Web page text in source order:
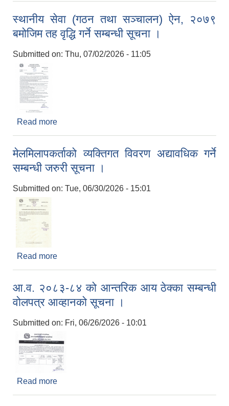
स्थानीय सेवा (गठन तथा सञ्चालन) ऐन, २०७९
बमोजिम तह वृद्धि गर्ने सम्बन्धी सूचना ।
Submitted on: Thu, 07/02/2026 - 11:05
Read more
मेलमिलापकर्ताको व्यक्तिगत विवरण अद्यावधिक गर्ने
सम्बन्धी जरुरी सूचना ।
Submitted on: Tue, 06/30/2026 - 15:01
Read more
आ.व. २०८३-८४ को आन्तरिक आय ठेक्का सम्बन्धी
वोलपत्र आव्हानको सूचना ।
Submitted on: Fri, 06/26/2026 - 10:01
Read more